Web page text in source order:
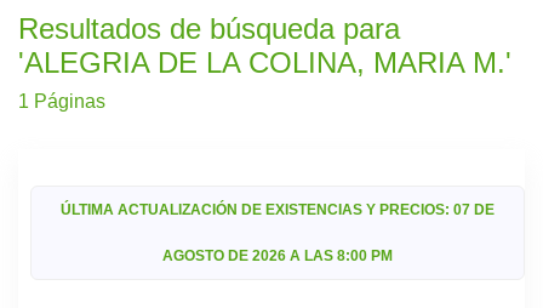
Resultados de búsqueda para
'ALEGRIA DE LA COLINA, MARIA M.'
1 Páginas
ÚLTIMA ACTUALIZACIÓN DE EXISTENCIAS Y PRECIOS: 07 DE
AGOSTO DE 2026 A LAS 8:00 PM